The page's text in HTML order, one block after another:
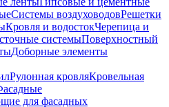
Системы воздуховодовРешетки
Кровля и водостокЧерепица и
системыПоверхностный
Доборные элементы
Рулонная кровляКровельная
для фасадных